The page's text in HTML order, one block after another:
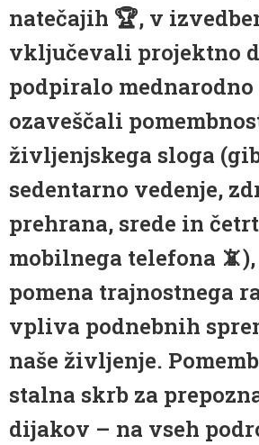
natečajih 🏆, v
vključevali projektno
podpiralo
ozaveščali
življenjskega sloga
sedentarno vedenje,
prehrana, srede in
mobilnega telefona
pomena trajnostnega
vpliva podnebnih
naše življenje.
stalna skrb za
dijakov – na vseh